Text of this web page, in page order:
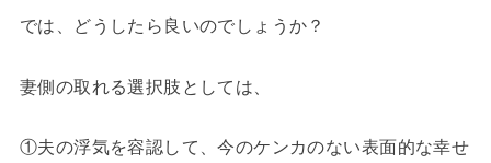
では、どうしたら良いのでしょうか？
妻側の取れる選択肢としては、
①夫の浮気を容認して、今のケンカのない表面的な幸せ